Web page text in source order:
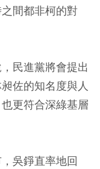
間都非柯的對
民進黨將會提出
佐的知名度與人
更符合深綠基層
吳錚直率地回